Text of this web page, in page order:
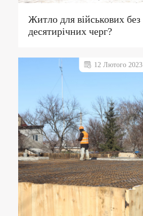
Житло для військових без
десятирічних черг?
12 Лютого 2023